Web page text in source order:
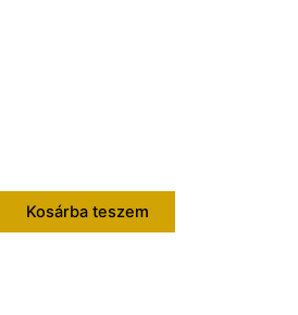
Kosárba teszem